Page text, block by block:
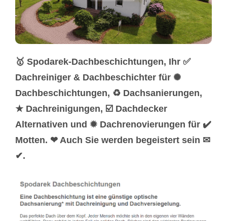
🥇 Spodarek-Dachbeschichtungen, Ihr ✅
Dachreiniger & Dachbeschichter für ✺
Dachbeschichtungen, ♻ Dachsanierungen,
★ Dachreinigungen, ☑️ Dachdecker
Alternativen und ✹ Dachrenovierungen für ✔️
Motten. ❤ Auch Sie werden begeistert sein ✉
✔.